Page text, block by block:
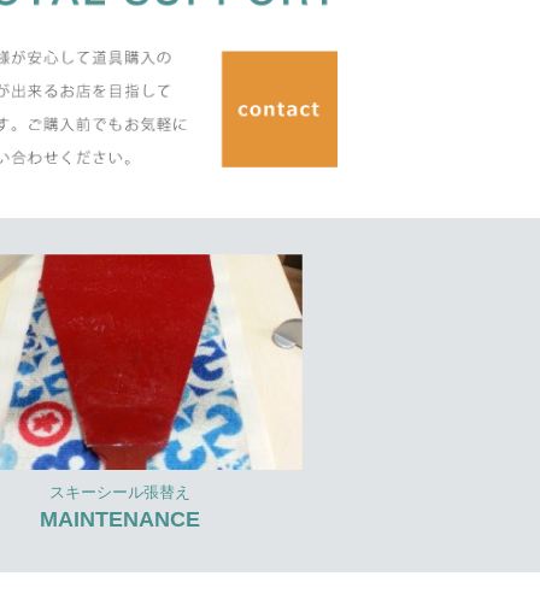
スキーシール張替え
MAINTENANCE